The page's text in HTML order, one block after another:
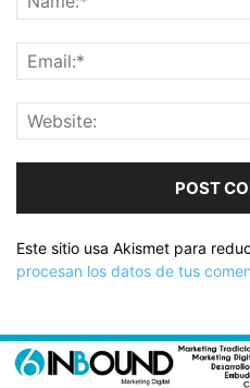
Este sitio usa Akismet para
procesan los datos de tus